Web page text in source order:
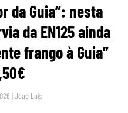
da Guia”: nesta
da EN125 ainda
frango à Guia”
|João Luís